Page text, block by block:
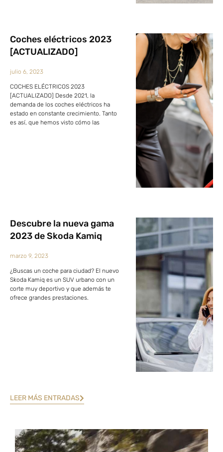
Coches eléctricos 2023
[ACTUALIZADO]
julio 6, 2023
COCHES ELÉCTRICOS 2023
[ACTUALIZADO] Desde 2021, la
demanda de los coches eléctricos ha
estado en constante crecimiento. Tanto
es así, que hemos visto cómo las
Descubre la nueva gama
2023 de Skoda Kamiq
marzo 9, 2023
¿Buscas un coche para ciudad? El nuevo
Skoda Kamiq es un SUV urbano con un
corte muy deportivo y que además te
ofrece grandes prestaciones.
LEER MÁS ENTRADAS